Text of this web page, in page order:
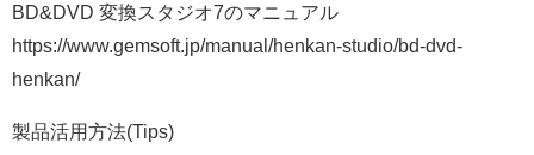
BD&DVD 変換スタジオ7のマニュアル
https://www.gemsoft.jp/manual/henkan-studio/bd-dvd-
henkan/
製品活用方法(Tips)